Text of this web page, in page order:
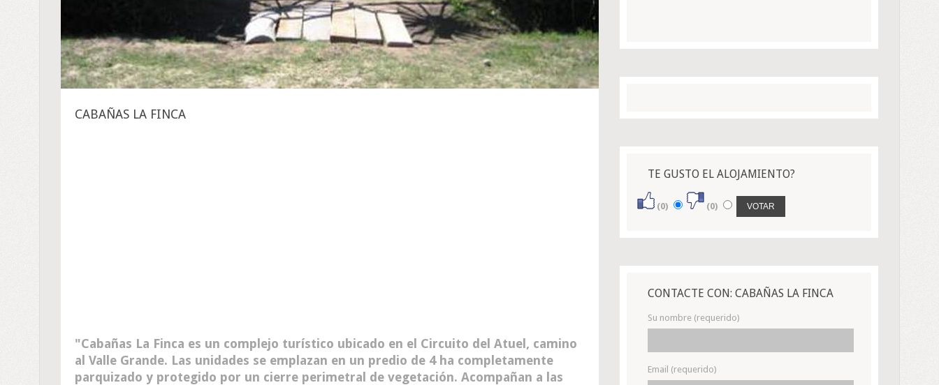
CABAÑAS LA FINCA
Cabañas La Finca es un complejo turístico ubicado en el Circuito del Atuel, camino
al Valle Grande. Las unidades se emplazan en un predio de 4 ha completamente
parquizado y protegido por un cierre perimetral de vegetación. Acompañan a las
TE GUSTO EL ALOJAMIENTO?
(0) (0)
CONTACTE CON: CABAÑAS LA FINCA
Su nombre (requerido)
Email (requerido)